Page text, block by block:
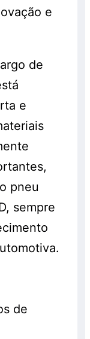
e
de
e
pneu
sempre
de